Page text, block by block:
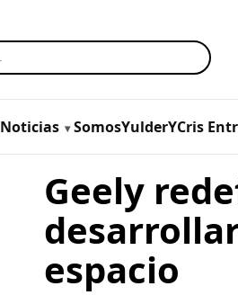
Noticias SomosYulderYCris
Geely
espacio